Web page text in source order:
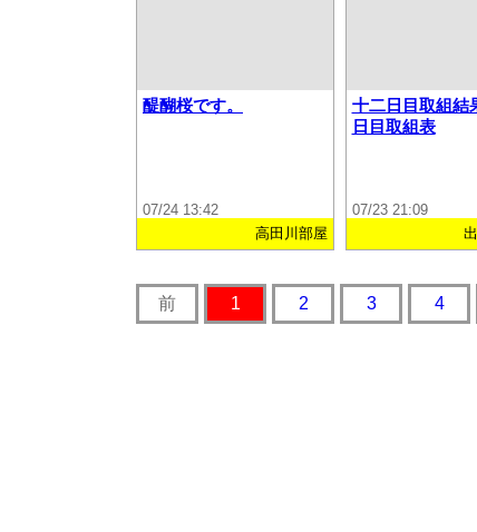
醍醐桜です。
07/24 13:42
高田川部屋
十二日目取組結
日目取組表
07/23 21:09
前 1 2 3 4